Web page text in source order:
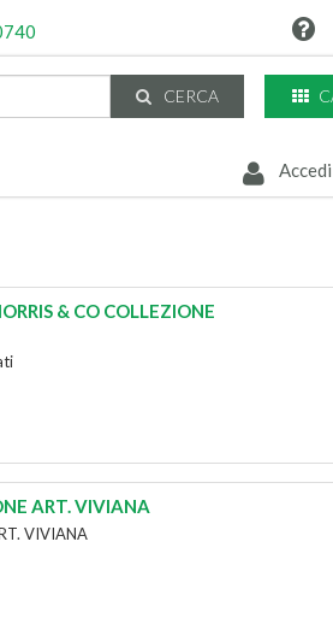
CERCA
& CO COLLEZIONE
ART. VIVIANA
VIVIANA